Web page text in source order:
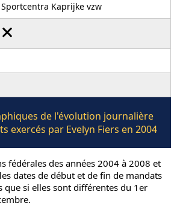
Sportcentra Kaprijke vzw
de l'évolution journalière
exercés par Evelyn Fiers en 2004
fédérales des années 2004 à 2008 et
dates de début et de fin de mandats
que si elles sont différentes du 1er